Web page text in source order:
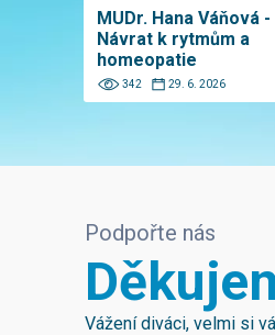
MUDr. Hana Váňová -
Návrat k rytmům a
homeopatie
342 29. 6. 2026
Podpořte nás
Vážení diváci, velmi si